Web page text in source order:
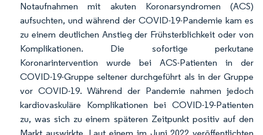
Notaufnahmen mit akuten Koronarsyndromen (ACS)
aufsuchten, und während der COVID-19-Pandemie kam es
zu einem deutlichen Anstieg der Frühsterblichkeit oder von
Komplikationen. Die sofortige perkutane
Koronarintervention wurde bei ACS-Patienten in der
COVID-19-Gruppe seltener durchgeführt als in der Gruppe
vor COVID-19. Während der Pandemie nahmen jedoch
kardiovaskuläre Komplikationen bei COVID-19-Patienten
zu, was sich zu einem späteren Zeitpunkt positiv auf den